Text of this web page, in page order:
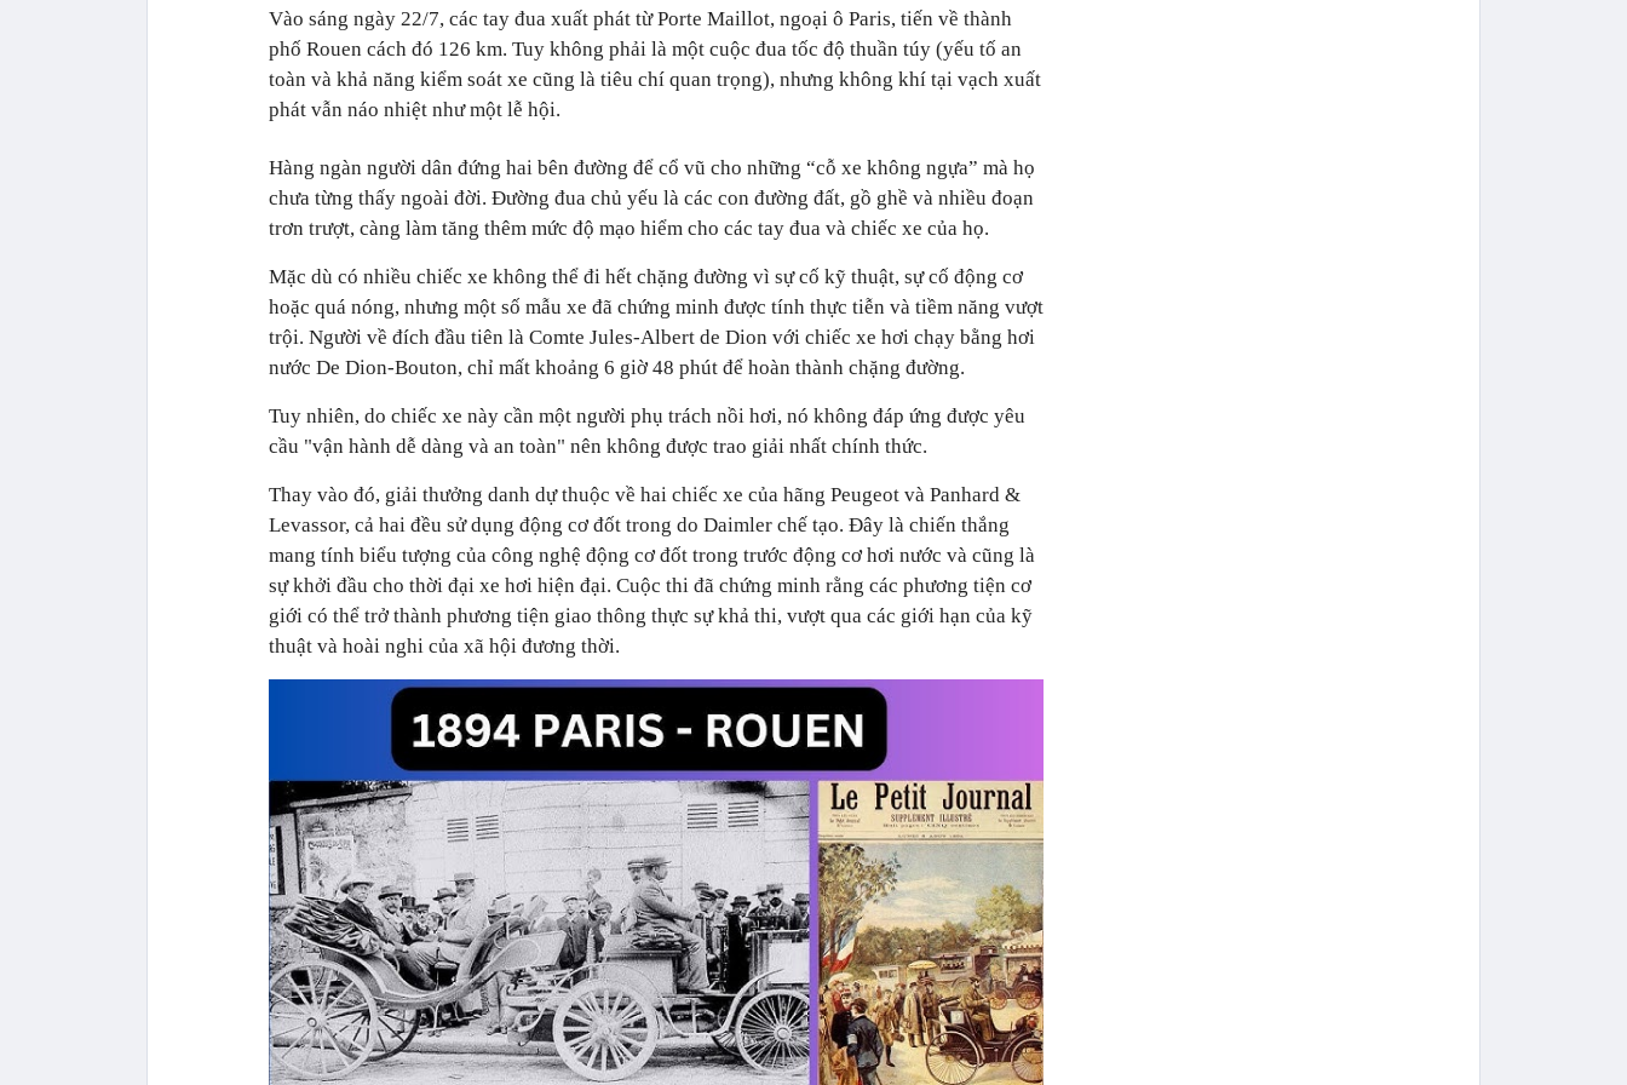
Vào sáng ngày 22/7, các tay đua xuất phát từ Porte Maillot, ngoại ô Paris, tiến về thành
phố Rouen cách đó 126 km. Tuy không phải là một cuộc đua tốc độ thuần túy (yếu tố an
toàn và khả năng kiểm soát xe cũng là tiêu chí quan trọng), nhưng không khí tại vạch xuất
phát vẫn náo nhiệt như một lễ hội.
Hàng ngàn người dân đứng hai bên đường để cổ vũ cho những “cỗ xe không ngựa” mà họ
chưa từng thấy ngoài đời. Đường đua chủ yếu là các con đường đất, gồ ghề và nhiều đoạn
trơn trượt, càng làm tăng thêm mức độ mạo hiểm cho các tay đua và chiếc xe của họ.
Mặc dù có nhiều chiếc xe không thể đi hết chặng đường vì sự cố kỹ thuật, sự cố động cơ
hoặc quá nóng, nhưng một số mẫu xe đã chứng minh được tính thực tiễn và tiềm năng vượt
trội. Người về đích đầu tiên là Comte Jules-Albert de Dion với chiếc xe hơi chạy bằng hơi
nước De Dion-Bouton, chỉ mất khoảng 6 giờ 48 phút để hoàn thành chặng đường.
Tuy nhiên, do chiếc xe này cần một người phụ trách nồi hơi, nó không đáp ứng được yêu
cầu "vận hành dễ dàng và an toàn" nên không được trao giải nhất chính thức.
Thay vào đó, giải thưởng danh dự thuộc về hai chiếc xe của hãng Peugeot và Panhard &
Levassor, cả hai đều sử dụng động cơ đốt trong do Daimler chế tạo. Đây là chiến thắng
mang tính biểu tượng của công nghệ động cơ đốt trong trước động cơ hơi nước và cũng là
sự khởi đầu cho thời đại xe hơi hiện đại. Cuộc thi đã chứng minh rằng các phương tiện cơ
giới có thể trở thành phương tiện giao thông thực sự khả thi, vượt qua các giới hạn của kỹ
thuật và hoài nghi của xã hội đương thời.